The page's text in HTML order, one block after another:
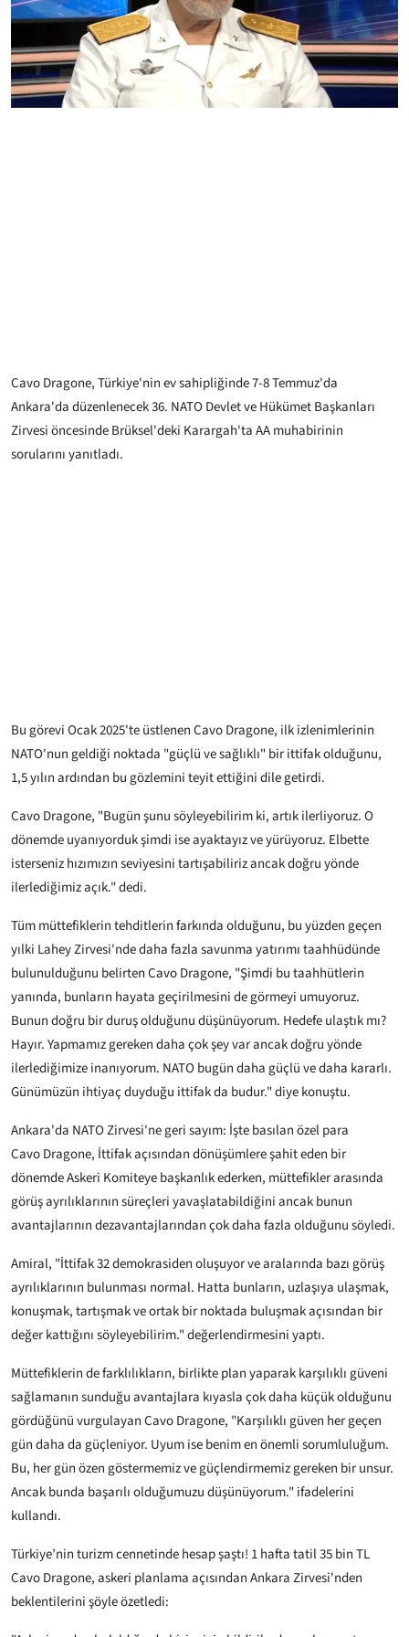
Cavo Dragone, Türkiye'nin ev sahipliğinde 7-8 Temmuz'da
Ankara'da düzenlenecek 36. NATO Devlet ve Hükümet Başkanları
Zirvesi öncesinde Brüksel'deki Karargah'ta AA muhabirinin
sorularını yanıtladı.
Bu görevi Ocak 2025'te üstlenen Cavo Dragone, ilk izlenimlerinin
NATO'nun geldiği noktada "güçlü ve sağlıklı" bir ittifak olduğunu,
1,5 yılın ardından bu gözlemini teyit ettiğini dile getirdi.
Cavo Dragone, "Bugün şunu söyleyebilirim ki, artık ilerliyoruz. O
dönemde uyanıyorduk şimdi ise ayaktayız ve yürüyoruz. Elbette
isterseniz hızımızın seviyesini tartışabiliriz ancak doğru yönde
ilerlediğimiz açık." dedi.
Tüm müttefiklerin tehditlerin farkında olduğunu, bu yüzden geçen
yılki Lahey Zirvesi'nde daha fazla savunma yatırımı taahhüdünde
bulunulduğunu belirten Cavo Dragone, "Şimdi bu taahhütlerin
yanında, bunların hayata geçirilmesini de görmeyi umuyoruz.
Bunun doğru bir duruş olduğunu düşünüyorum. Hedefe ulaştık mı?
Hayır. Yapmamız gereken daha çok şey var ancak doğru yönde
ilerlediğimize inanıyorum. NATO bugün daha güçlü ve daha kararlı.
Günümüzün ihtiyaç duyduğu ittifak da budur." diye konuştu.
Ankara'da NATO Zirvesi'ne geri sayım: İşte basılan özel para
Cavo Dragone, İttifak açısından dönüşümlere şahit eden bir
dönemde Askeri Komiteye başkanlık ederken, müttefikler arasında
görüş ayrılıklarının süreçleri yavaşlatabildiğini ancak bunun
avantajlarının dezavantajlarından çok daha fazla olduğunu söyledi.
Amiral, "İttifak 32 demokrasiden oluşuyor ve aralarında bazı görüş
ayrılıklarının bulunması normal. Hatta bunların, uzlaşıya ulaşmak,
konuşmak, tartışmak ve ortak bir noktada buluşmak açısından bir
değer kattığını söyleyebilirim." değerlendirmesini yaptı.
Müttefiklerin de farklılıkların, birlikte plan yaparak karşılıklı güveni
sağlamanın sunduğu avantajlara kıyasla çok daha küçük olduğunu
gördüğünü vurgulayan Cavo Dragone, "Karşılıklı güven her geçen
gün daha da güçleniyor. Uyum ise benim en önemli sorumluluğum.
Bu, her gün özen göstermemiz ve güçlendirmemiz gereken bir unsur.
Ancak bunda başarılı olduğumuzu düşünüyorum." ifadelerini
kullandı.
Türkiye’nin turizm cennetinde hesap şaştı! 1 hafta tatil 35 bin TL
Cavo Dragone, askeri planlama açısından Ankara Zirvesi'nden
beklentilerini şöyle özetledi: